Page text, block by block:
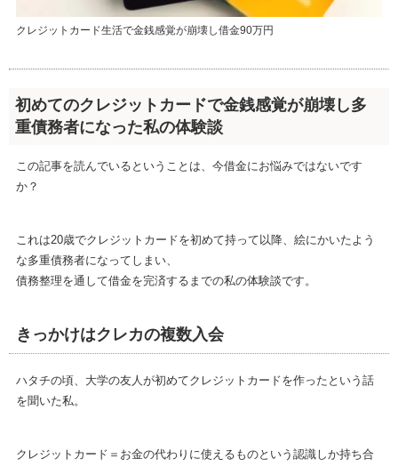
クレジットカード生活で金銭感覚が崩壊し借金90万円
初めてのクレジットカードで金銭感覚が崩壊し多
重債務者になった私の体験談
この記事を読んでいるということは、今借金にお悩みではないです
か？
これは20歳でクレジットカードを初めて持って以降、絵にかいたよう
な多重債務者になってしまい、
債務整理を通して借金を完済するまでの私の体験談です。
きっかけはクレカの複数入会
ハタチの頃、大学の友人が初めてクレジットカードを作ったという話
を聞いた私。
クレジットカード＝お金の代わりに使えるものという認識しか持ち合